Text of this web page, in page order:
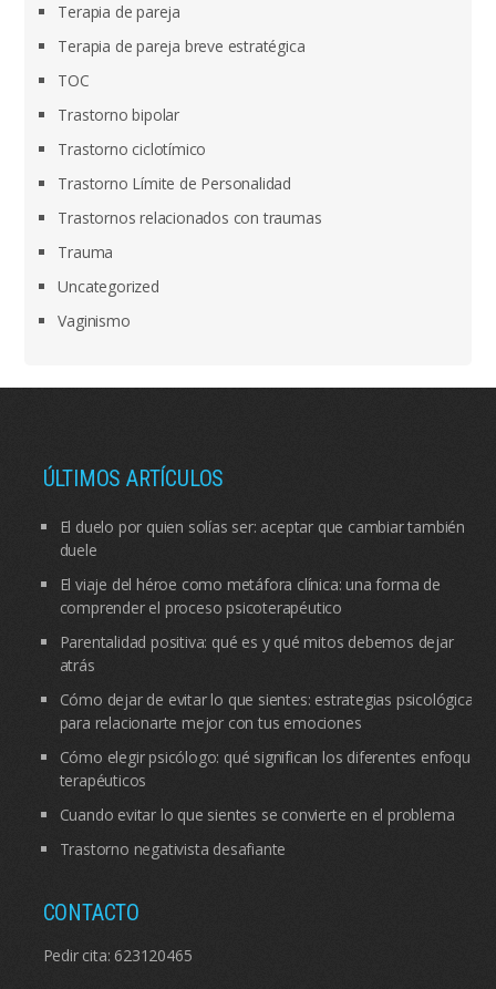
Terapia de pareja
Terapia de pareja breve estratégica
TOC
Trastorno bipolar
Trastorno ciclotímico
Trastorno Límite de Personalidad
Trastornos relacionados con traumas
Trauma
Uncategorized
Vaginismo
ÚLTIMOS ARTÍCULOS
El duelo por quien solías ser: aceptar que cambiar también
duele
El viaje del héroe como metáfora clínica: una forma de
comprender el proceso psicoterapéutico
Parentalidad positiva: qué es y qué mitos debemos dejar
atrás
Cómo dejar de evitar lo que sientes: estrategias psicológicas
para relacionarte mejor con tus emociones
Cómo elegir psicólogo: qué significan los diferentes enfoques
terapéuticos
Cuando evitar lo que sientes se convierte en el problema
Trastorno negativista desafiante
CONTACTO
Pedir cita: 623120465